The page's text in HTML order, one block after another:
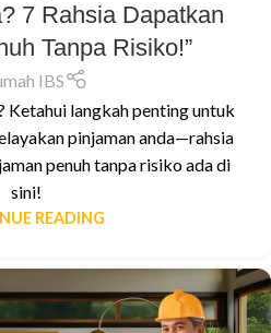
7 Rahsia Dapatkan
Tanpa Risiko!”
IBS
Ketahui langkah penting untuk
pinjaman anda—rahsia
penuh tanpa risiko ada di
sini!
READING